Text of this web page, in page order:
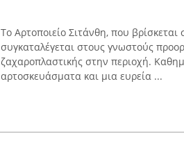
Το Αρτοποιείο Σιτάνθη, που
συγκαταλέγεται στους γνωστούς
ζαχαροπλαστικής στην περιοχή.
αρτοσκευάσματα και μια ευρεία ...